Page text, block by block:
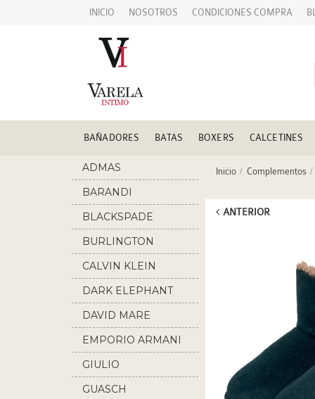
INICIO NOSOTROS CONDICIONES COMPRA
BAÑADORES BATAS BOXERS CALCETINES
ADMAS
BARANDI
BLACKSPADE
BURLINGTON
CALVIN KLEIN
DARK ELEPHANT
DAVID MARE
EMPORIO ARMANI
GIULIO
GUASCH
Inicio Complementos
ANTERIOR